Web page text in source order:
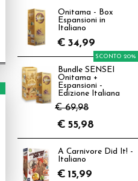
Onitama - Box
Espansioni in
Italiano
€ 34,99
Bundle SENSEI
Onitama +
Espansioni -
Edizione Italiana
€ 69,98
SCONTO 20%
€ 55,98
A Carnivore Did It! -
Italiano
€ 15,99